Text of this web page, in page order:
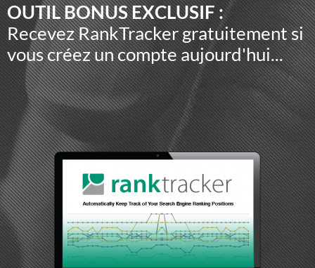
OUTIL BONUS EXCLUSIF :
Recevez RankTracker gratuitement si
vous créez un compte aujourd'hui...